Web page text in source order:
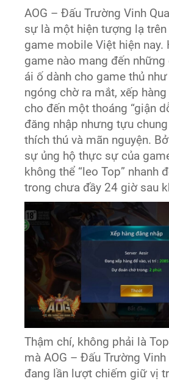
AOG – Đấu Trường Vinh
sự là một hiện tượng lạ
game mobile Việt hiện
game nào mang đến những
ái ố dành cho game thủ
ngóng chờ ra mắt, xếp
cho đến một thoáng “giận
đăng nhập nhưng tựu
thích thú và mãn nguyện.
sự ủng hộ thực sự của
không thể “leo Top” nhanh
trong chưa đầy 24 giờ sau
Thậm chí, không phải là
mà AOG – Đấu Trường Vinh
đang lần lượt chiếm giữ vị